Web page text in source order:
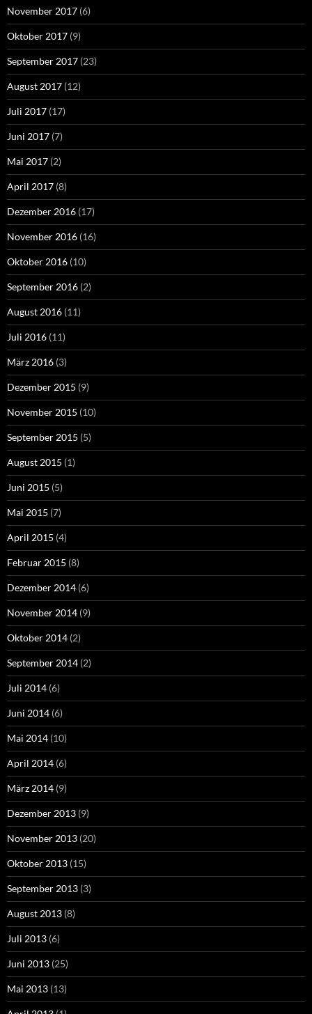
November 2017 (6)
Oktober 2017 (9)
September 2017 (23)
August 2017 (12)
Juli 2017 (17)
Juni 2017 (7)
Mai 2017 (2)
April 2017 (8)
Dezember 2016 (17)
November 2016 (16)
Oktober 2016 (10)
September 2016 (2)
August 2016 (11)
Juli 2016 (11)
März 2016 (3)
Dezember 2015 (9)
November 2015 (10)
September 2015 (5)
August 2015 (1)
Juni 2015 (5)
Mai 2015 (7)
April 2015 (4)
Februar 2015 (8)
Dezember 2014 (6)
November 2014 (9)
Oktober 2014 (2)
September 2014 (2)
Juli 2014 (6)
Juni 2014 (6)
Mai 2014 (10)
April 2014 (6)
März 2014 (9)
Dezember 2013 (9)
November 2013 (20)
Oktober 2013 (15)
September 2013 (3)
August 2013 (8)
Juli 2013 (6)
Juni 2013 (25)
Mai 2013 (13)